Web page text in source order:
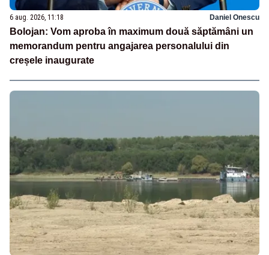
6 aug. 2026, 11:18 Daniel Onescu
Bolojan: Vom aproba în maximum două săptămâni un
memorandum pentru angajarea personalului din
creșele inaugurate